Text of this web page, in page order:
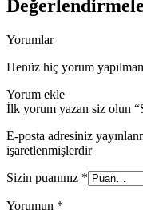
Yorumlar
Henüz hiç yorum
Yorum ekle
İlk yorum yazan siz olun
E-posta adresiniz
işaretlenmişlerdir
Sizin puanınız *
Yorumun *